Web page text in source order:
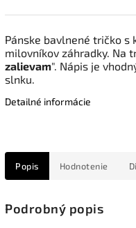
Pánske bavlnené tričko s
milovníkov záhradky. Na
zalievam". Nápis je
slnku.
Detailné informácie
Popis Hodnotenie
Podrobný popis